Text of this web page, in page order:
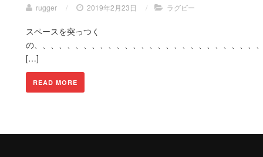
rugger / 2019年2月23日 / ラグビー
スペースを突っつく
の、、、、、、、、、、、、、、、、、、、、、、、、、、
[…]
READ MORE